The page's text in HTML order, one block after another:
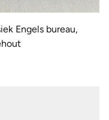
Engels bureau,